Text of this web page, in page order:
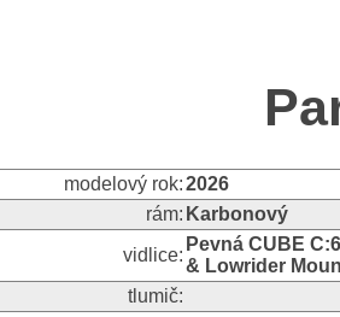
modelový rok:2026
rám: Karbonový
vidlice:
Pevná CUBE
& Lowrider
tlumič: